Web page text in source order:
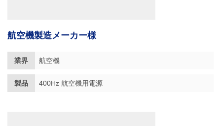
航空機製造メーカー様
業界 航空機
製品 400Hz 航空機用電源